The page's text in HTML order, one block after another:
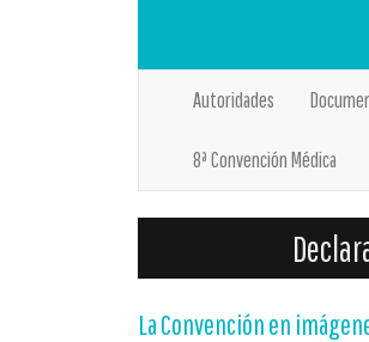
Autoridades (current)
8ª Convención Médica
La Convención en